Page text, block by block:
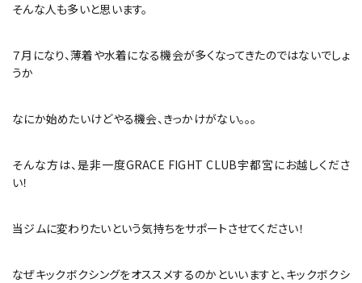
そんな人も多いと思います。
７月になり、薄着や水着になる機会が多くなってきたのではないでしょ
うか
なにか始めたいけどやる機会、きっかけがない。。。
そんな方は、是非一度GRACE FIGHT CLUB宇都宮にお越しくださ
い！
当ジムに変わりたいという気持ちをサポートさせてください！
なぜキックボクシングをオススメするのかといいますと、キックボクシ